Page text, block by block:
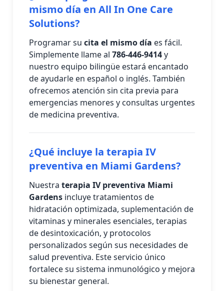
mismo día en All In One Care
Solutions?
Programar su cita el mismo día es fácil.
Simplemente llame al 786-446-9414y
nuestro equipo bilingüe estará encantado
de ayudarle en español o inglés. También
ofrecemos atención sin cita previa para
emergencias menores y consultas urgentes
de medicina preventiva.
¿Qué incluye la terapia IV
preventiva en Miami Gardens?
Nuestra terapia IV preventiva Miami
Gardens incluye tratamientos de
hidratación optimizada, suplementación de
vitaminas y minerales esenciales, terapias
de desintoxicación, y protocolos
personalizados según sus necesidades de
salud preventiva. Este servicio único
fortalece su sistema inmunológico y mejora
su bienestar general.